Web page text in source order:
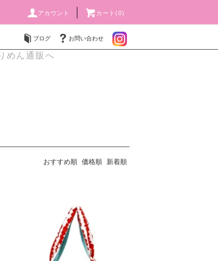
アカウント カート(0)
ブログ お問い合わせ
めん通販へ
おすすめ順 価格順 新着順